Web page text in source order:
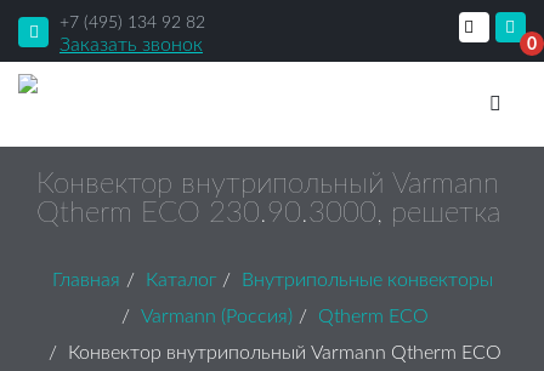
+7 (495) 134 92 82
Заказать звонок 0
Конвектор внутрипольный Varmann
Qtherm ECO 230.90.3000, решетка
Главная Каталог
Внутрипольные конвекторы
Varmann (Россия)
Qtherm ECO
Конвектор внутрипольный Varmann Qtherm ECO